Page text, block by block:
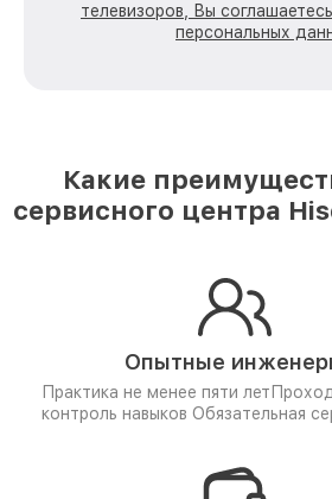
телевизоров, Вы
персональных
Какие
сервисного центра
Опытные
Практика не менее пяти лет
контроль навыков Обязательная